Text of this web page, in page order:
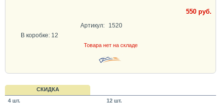
550 руб.
Артикул:
1520
В коробке: 12
Товара нет на складе
СКИДКА
4 шт.
12 шт.